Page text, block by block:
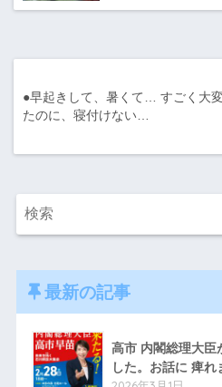
●早起きして、暑くて… すごく大
たのに、寝付けない…
最新の記事
高市 内閣総理大臣
した。お話に 痺れ